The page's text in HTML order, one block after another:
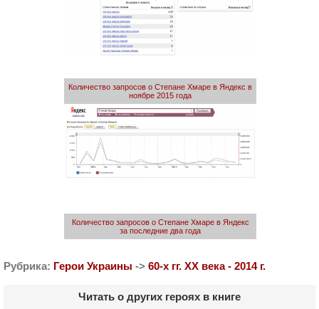
Количество запросов о Степане Хмаре в Яндекс в
ноябре 2015 года
Количество запросов о Степане Хмаре в Яндекс
за последние два года
Рубрика: Герои Украины -> 60-х гг. ХХ века - 2014 г.
Читать о других героях в книге